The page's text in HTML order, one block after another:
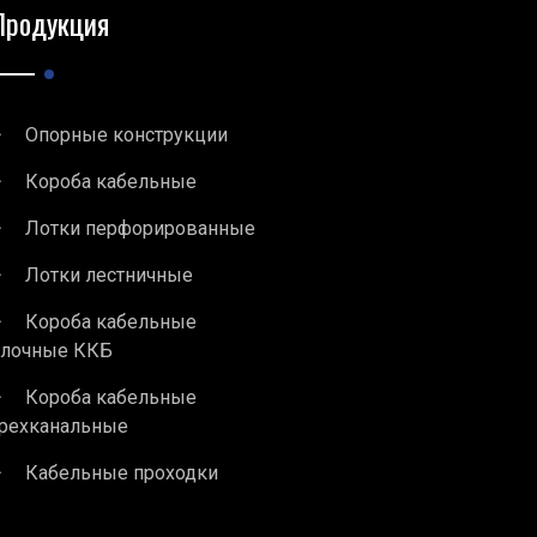
Опорные конструкции
Короба кабельные
Лотки перфорированные
Лотки лестничные
Короба кабельные
ККБ
Короба кабельные
Кабельные проходки